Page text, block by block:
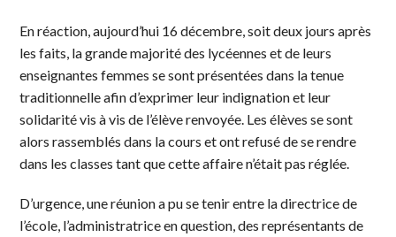
En réaction, aujourd’hui 16 décembre, soit deux jours après
les faits, la grande majorité des lycéennes et de leurs
enseignantes femmes se sont présentées dans la tenue
traditionnelle afin d’exprimer leur indignation et leur
solidarité vis à vis de l’élève renvoyée. Les élèves se sont
alors rassemblés dans la cours et ont refusé de se rendre
dans les classes tant que cette affaire n’était pas réglée.
D’urgence, une réunion a pu se tenir entre la directrice de
l’école, l’administratrice en question, des représentants de